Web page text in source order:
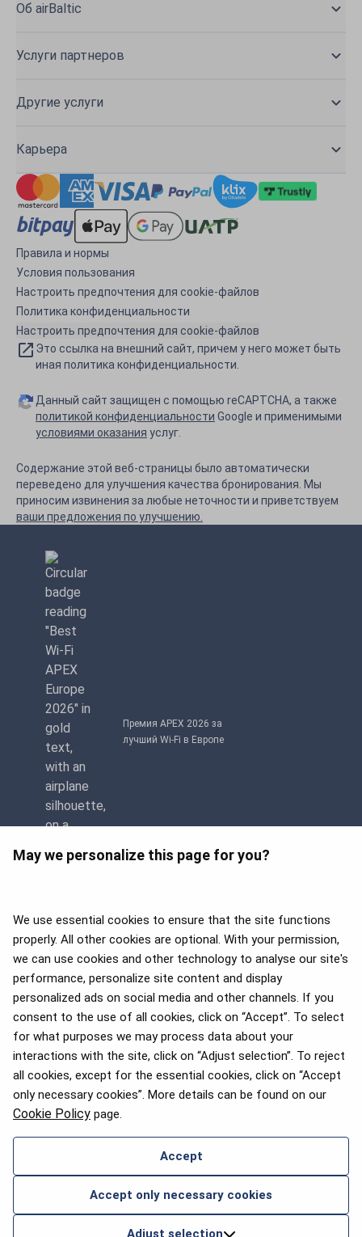
May we personalize this page for you?
We use essential cookies to ensure that the site functions
properly. All other cookies are optional. With your permission,
we can use cookies and other technology to analyse our site's
performance, personalize site content and display
personalized ads on social media and other channels. If you
consent to the use of all cookies, click on “Accept”. To select
for what purposes we may process data about your
interactions with the site, click on “Adjust selection”. To reject
all cookies, except for the essential cookies, click on “Accept
only necessary cookies”. More details can be found on our
Cookie Policy page.
Accept
Accept only necessary cookies
Adjust selection
Об airBaltic
Услуги партнеров
Другие услуги
Карьера
Правила и нормы
Условия пользования
Настроить предпочтения для cookie-файлов
Политика конфиденциальности
Настроить предпочтения для cookie-файлов
Это ссылка на внешний сайт, причем у него может быть
иная политика конфиденциальности.
Данный сайт защищен с помощью reCAPTCHA, а также
политикой конфиденциальности Google и применимыми
условиями оказания услуг.
Содержание этой веб-страницы было автоматически
переведено для улучшения качества бронирования. Мы
приносим извинения за любые неточности и приветствуем
ваши предложения по улучшению.
Премия APEX 2026 за
лучший Wi-Fi в Европе
APEX 2026 Five Star Major
Airline Award
Премия Flyers' Choice 2025
2026 © airBaltic. Все права защищены.
СВЯЖИТЕСЬ С НАМИ